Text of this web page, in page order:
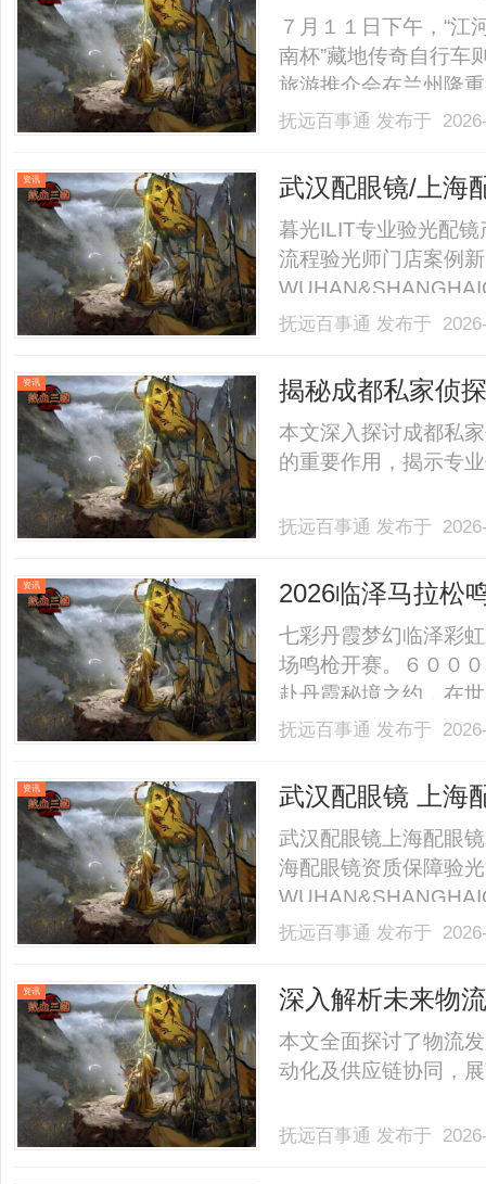
推介会在兰成功
７月１１日下午，“江
南杯”藏地传奇自行车
旅游推介会在兰州隆
推介碌曲县生态文旅
者、自媒体及骑行爱
抚远百事通 发布于
资讯 武汉配眼镜/上海
暮光ILIT专业验光配
流程验光师门店案例
业验光配镜的写字楼
40%-60%优惠，兼顾
抚远百事通 发布于
资讯 揭秘成都私家侦
本文深入探讨成都私
的重要作用，揭示专
抚远百事通 发布于
资讯 2026临泽马拉松
七彩丹霞梦幻临泽彩
场鸣枪开赛。６００
赴丹霞秘境之约，在
与竞技激情交织的奔
肃省田径协会指导，
局.........
抚远百事通 发布于
资讯 武汉配眼镜 上海
武汉配眼镜上海配眼
海配眼镜资质保障验
业验光配镜的写字楼
40%-60%优惠，兼顾
抚远百事通 发布于
资讯 深入解析未来物
本文全面探讨了物流
动化及供应链协同，
抚远百事通 发布于